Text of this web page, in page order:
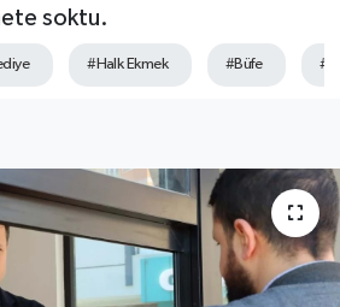
soktu.
#Halk Ekmek #Büfe